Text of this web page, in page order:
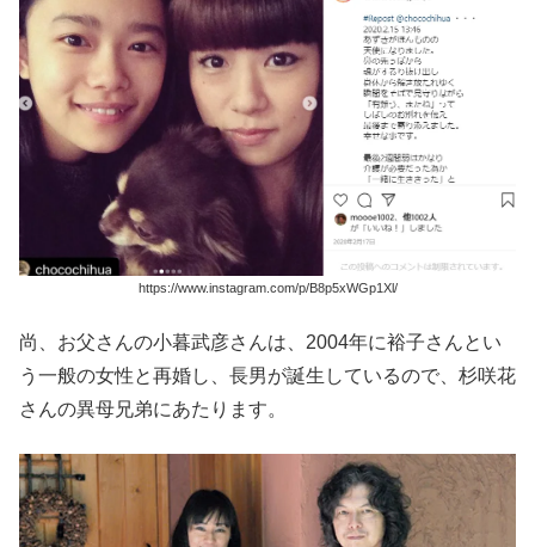
https://www.instagram.com/p/B8p5xWGp1Xl/
尚、お父さんの小暮武彦さんは、2004年に裕子さんとい
う一般の女性と再婚し、長男が誕生しているので、杉咲花
さんの異母兄弟にあたります。